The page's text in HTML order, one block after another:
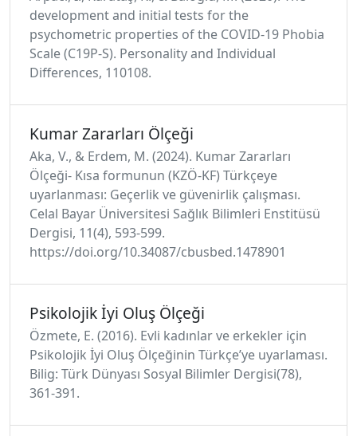
development and initial tests for the
psychometric properties of the COVID-19 Phobia
Scale (C19P-S). Personality and Individual
Differences, 110108.
Kumar Zararları Ölçeği
Aka, V., & Erdem, M. (2024). Kumar Zararları
Ölçeği- Kısa formunun (KZÖ-KF) Türkçeye
uyarlanması: Geçerlik ve güvenirlik çalışması.
Celal Bayar Üniversitesi Sağlık Bilimleri Enstitüsü
Dergisi, 11(4), 593-599.
https://doi.org/10.34087/cbusbed.1478901
Psikolojik İyi Oluş Ölçeği
Özmete, E. (2016). Evli kadınlar ve erkekler için
Psikolojik İyi Oluş Ölçeğinin Türkçe’ye uyarlaması.
Bilig: Türk Dünyası Sosyal Bilimler Dergisi(78),
361-391.